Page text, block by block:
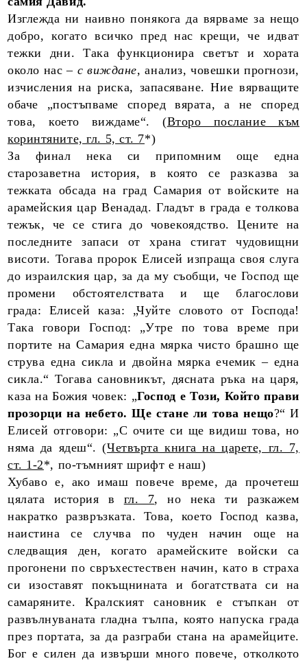
Изглежда ни наивно понякога да вярваме за нещо
добро, когато всичко пред нас крещи, че идват
тежки дни. Така функционира светът и хората
около нас – с виждане, анализ, човешки прогнози,
изчисления на риска, запасяване. Ние вярващите
обаче „постъпваме според вярата, а не според
това, което виждаме“. (Второ послание към
коринтяните, гл. 5, ст. 7*)
За финал нека си припомним още една
старозаветна история, в която се разказва за
тежката обсада на град Самария от войските на
арамейския цар Венадад. Гладът в града е толкова
тежък, че се стига до човекоядство. Цените на
последните запаси от храна стигат чудовищни
висоти. Тогава пророк Елисей изпраща своя слуга
до израилския цар, за да му съобщи, че Господ ще
промени обстоятелствата и ще благослови
града: Елисей каза: „Чуйте словото от Господа!
Така говори Господ: „Утре по това време при
портите на Самария една мярка чисто брашно ще
струва една сикла и двойна мярка ечемик – една
сикла.“ Тогава сановникът, дясната ръка на царя,
каза на Божия човек: „Господ е Този, Който прави
прозорци на небето. Ще стане ли това нещо?“ И
Елисей отговори: „С очите си ще видиш това, но
няма да ядеш“. (Четвърта книга на царете, гл. 7,
ст. 1-2*, по-тъмният шрифт е наш)
Хубаво е, ако имаш повече време, да прочетеш
цялата история в гл. 7, но нека ти разкажем
накратко развръзката. Това, което Господ казва,
наистина се случва по чуден начин още на
следващия ден, когато арамейските войски са
прогонени по свръхестествен начин, като в страха
си изоставят покъщнината и богатствата си на
самаряните. Кралският сановник е стъпкан от
развълнуваната гладна тълпа, която напуска града
през портата, за да разграби стана на арамейците.
Бог е силен да извърши много повече, отколкото